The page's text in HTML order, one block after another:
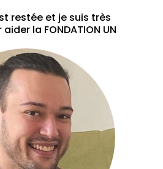
restée et je suis très
la FONDATION UN